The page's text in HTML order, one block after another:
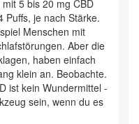
5 bis 20 mg CBD
Puffs, je nach Stärke.
Menschen mit
Aber die
haben einfach
klein an. Beobachte.
ist kein Wundermittel -
sein, wenn du es